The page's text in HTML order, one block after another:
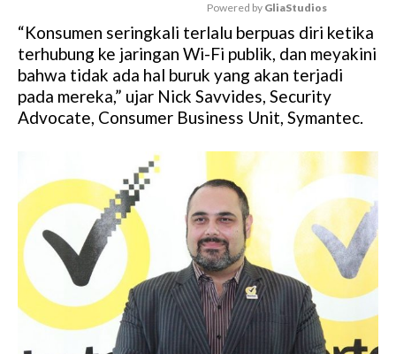
M
u
t
e
Powered by GliaStudios
“Konsumen seringkali terlalu berpuas diri ketika
terhubung ke jaringan Wi-Fi publik, dan meyakini
bahwa tidak ada hal buruk yang akan terjadi
pada mereka,” ujar Nick Savvides, Security
Advocate, Consumer Business Unit, Symantec.